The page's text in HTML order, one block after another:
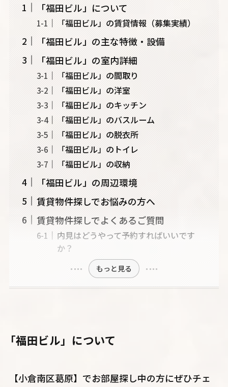
「福田ビル」について
「福田ビル」の賃貸情報（募集実績）
「福田ビル」の主な特徴・設備
「福田ビル」の室内詳細
「福田ビル」の間取り
「福田ビル」の洋室
「福田ビル」のキッチン
「福田ビル」のバスルーム
「福田ビル」の脱衣所
「福田ビル」のトイレ
「福田ビル」の収納
「福田ビル」の周辺環境
賃貸物件探しでお悩みの方へ
賃貸物件探しでよくあるご質問
内見はどうやって予約すればいいです
か？
もっと見る
「福田ビル」について
【小倉南区葛原】でお部屋探し中の方にぜひチェ